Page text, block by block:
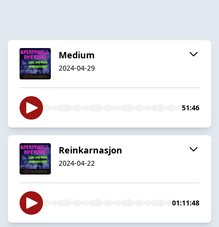
Medium
2024-04-29
51:46
Reinkarnasjon
2024-04-22
01:11:48